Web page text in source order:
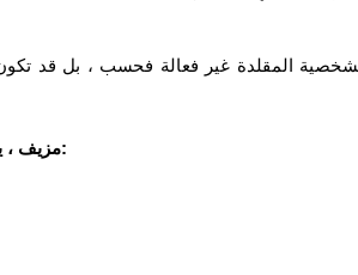
المقلدة غير فعالة فحسب ، بل قد
للإبلاغ عن بيع Parrotias مزيف ، يرجى ملء النموذج أدناه بالمعلومات التالية: